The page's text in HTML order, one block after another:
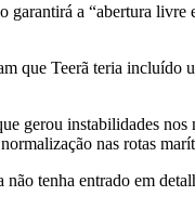
a “abertura livre
que Teerã teria incluído
gerou instabilidades nos
nas rotas
tenha entrado em